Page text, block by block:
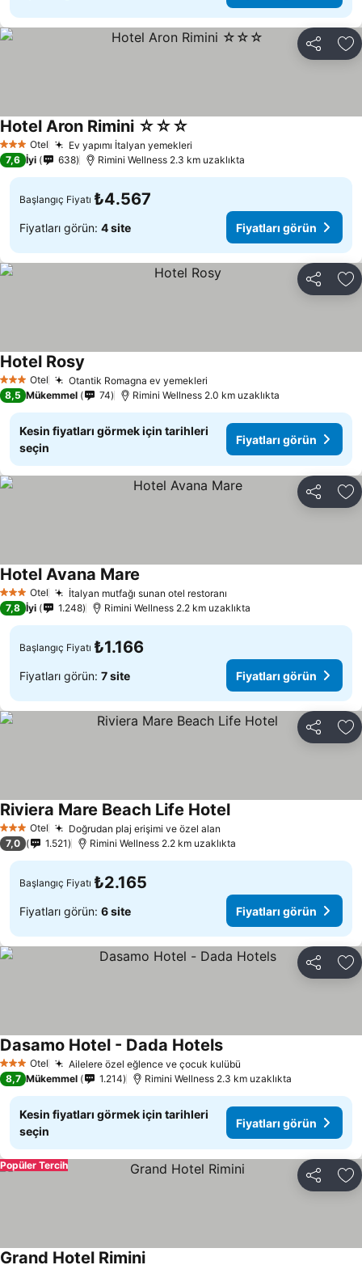
Paylaş
3 YıldızOtel Ev yapımı İtalyan yemekleri
Hotel Aron Rimini ☆☆☆
7,6 İyi 638 Rimini Wellness 2.3 km uzaklıkta
Başlangıç Fiyatı ₺4.567
Fiyatları görün: 4 site Fiyatları görün
Paylaş
3 YıldızOtel Otantik Romagna ev yemekleri
Hotel Rosy
8,5 Mükemmel 74 Rimini Wellness 2.0 km uzaklıkta
Kesin fiyatları görmek için tarihleri
seçin
Fiyatları görün
Paylaş
3 YıldızOtel İtalyan mutfağı sunan otel restoranı
Hotel Avana Mare
7,8 İyi 1.248 Rimini Wellness 2.2 km uzaklıkta
Başlangıç Fiyatı ₺1.166
Fiyatları görün: 7 site Fiyatları görün
Paylaş
3 YıldızOtel Doğrudan plaj erişimi ve özel alan
Riviera Mare Beach Life Hotel
7,0 1.521 Rimini Wellness 2.2 km uzaklıkta
Başlangıç Fiyatı ₺2.165
Fiyatları görün: 6 site Fiyatları görün
Paylaş
3 YıldızOtel Ailelere özel eğlence ve çocuk kulübü
Dasamo Hotel - Dada Hotels
8,7 Mükemmel 1.214 Rimini Wellness 2.3 km uzaklıkta
Kesin fiyatları görmek için tarihleri
seçin
Fiyatları görün
Paylaş
Popüler Tercih
Grand Hotel Rimini